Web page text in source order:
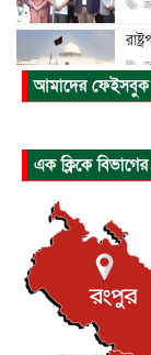
আমাদের ফেইসবুক
এক ক্লিকে